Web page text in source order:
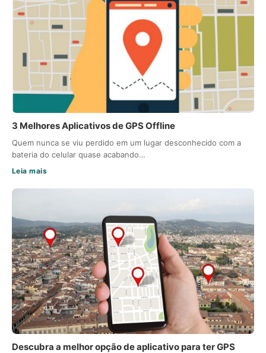
3 Melhores Aplicativos de GPS Offline
Quem nunca se viu perdido em um lugar desconhecido com a
bateria do celular quase acabando…
Leia mais
Descubra a melhor opção de aplicativo para ter GPS